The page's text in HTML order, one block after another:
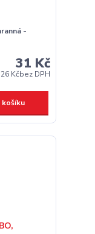
-
31 Kč
26 Kčbez DPH